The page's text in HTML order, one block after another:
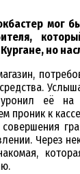
мог
но
её
проник к
Через